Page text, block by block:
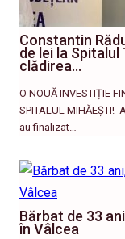
Constantin
de lei la
clădirea…
O NOUĂ INVESTIȚIE
SPITALUL MIHĂEȘTI!
au finalizat…
Bărbat de 33
în Vâlcea